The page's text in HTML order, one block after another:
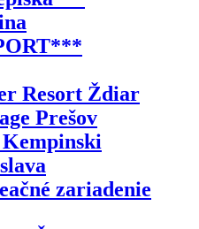
Resort Ždiar
Prešov
zariadenie